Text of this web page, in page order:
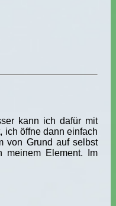
kann ich dafür mit
ich öffne dann einfach
von Grund auf selbst
meinem Element. Im